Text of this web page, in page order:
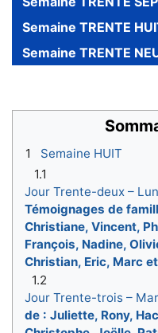
Semaine TRENTE
Semaine TRENTE
1
Semaine HUIT
1.1
Jour Trente-deux –
Témoignages de
Christiane, Vincent,
François, Nadine,
Christian, Eric, Marc
1.2
Jour Trente-trois –
de : Juliette, Rony,